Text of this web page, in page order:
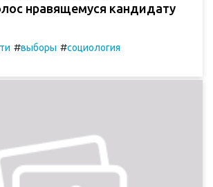
нравящемуся кандидату
#выборы #социология